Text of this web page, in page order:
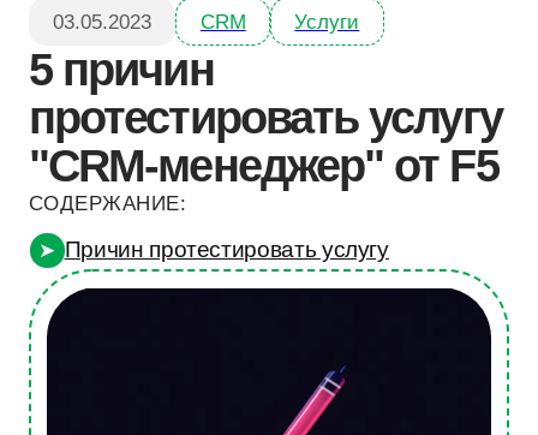
5 причин
протестировать услугу
"CRM-менеджер" от F5
СОДЕРЖАНИЕ:
➤ Причин протестировать услугу